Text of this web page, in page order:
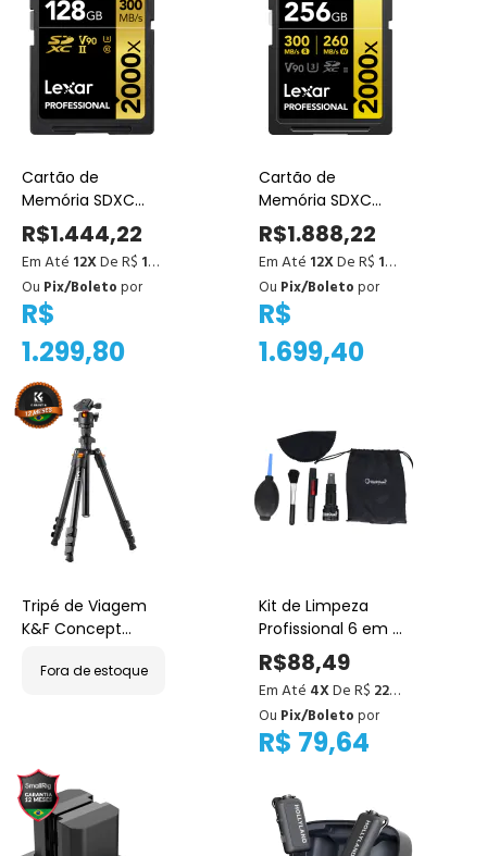
Cartão de
Memória SDXC
Lexar Professional
Gold 128GB 2000x
UHS-II 300MB/s
R$1.444,22
Em Até 12XDe R$ 120,35
R$
1.299,80
Ou Pix/Boletopor
Cartão de
Memória SDXC
Lexar Professional
Gold 256GB 2000x
UHS-II 300MB/s
R$1.888,22
Em Até 12XDe R$ 157,35
R$
1.699,40
Ou Pix/Boletopor
Tripé de Viagem
K&F Concept
em Magnésio e
Fora de estoque
Kit de Limpeza
Profissional 6 em 1
para Câmeras e
Lentes
R$88,49
Em Até 4XDe R$ 22,12
R$ 79,64
Ou Pix/Boletopor